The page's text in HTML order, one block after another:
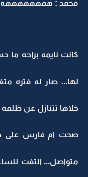
محمد :
كانت نايمه براحه ما
لها... صار له فتره
خلاها تتنازل عن
صحت ام فارس على
متواصل... التفت